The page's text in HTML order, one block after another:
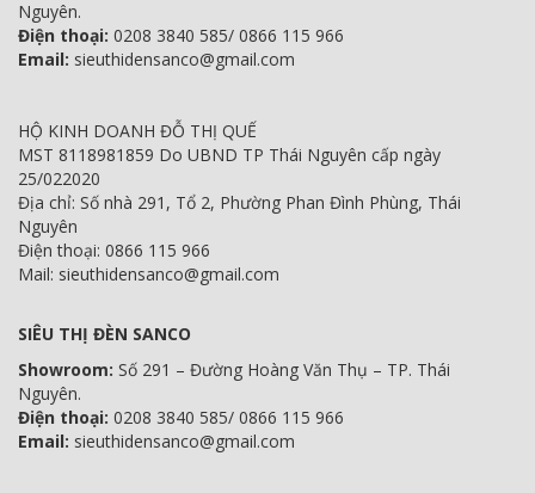
Nguyên.
Điện thoại: 0208 3840 585/ 0866 115 966
Email: sieuthidensanco@gmail.com
HỘ KINH DOANH ĐỖ THỊ QUẾ
MST 8118981859 Do UBND TP Thái Nguyên cấp ngày
25/022020
Địa chỉ: Số nhà 291, Tổ 2, Phường Phan Đình Phùng, Thái
Nguyên
Điện thoại: 0866 115 966
Mail: sieuthidensanco@gmail.com
SIÊU THỊ ĐÈN SANCO
Showroom: Số 291 – Đường Hoàng Văn Thụ – TP. Thái
Nguyên.
Điện thoại: 0208 3840 585/ 0866 115 966
Email: sieuthidensanco@gmail.com